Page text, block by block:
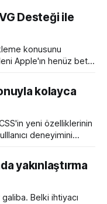
kütüphanelerle
yapmaya
sağlayan bir özellik.
Desteği ile
konusunu
Apple'ın henüz beta
fayda var. favicon,
ve yerimi kısmında
ikon dosyaları
kolayca
yeni özelliklerinin
deneyimini
özellikler. lightdark()
büyük sorun
ve düzenli hale
yakınlaştırma
Belki ihtiyacı